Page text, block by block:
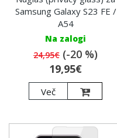
Samsung Galaxy S23 FE /
A54
Na zalogi
24,95€ (-20 %)
19,95€
Več